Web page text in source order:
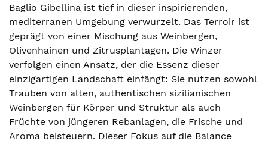
Baglio Gibellina ist tief in dieser inspirierenden,
mediterranen Umgebung verwurzelt. Das Terroir ist
geprägt von einer Mischung aus Weinbergen,
Olivenhainen und Zitrusplantagen. Die Winzer
verfolgen einen Ansatz, der die Essenz dieser
einzigartigen Landschaft einfängt: Sie nutzen sowohl
Trauben von alten, authentischen sizilianischen
Weinbergen für Körper und Struktur als auch
Früchte von jüngeren Rebanlagen, die Frische und
Aroma beisteuern. Dieser Fokus auf die Balance